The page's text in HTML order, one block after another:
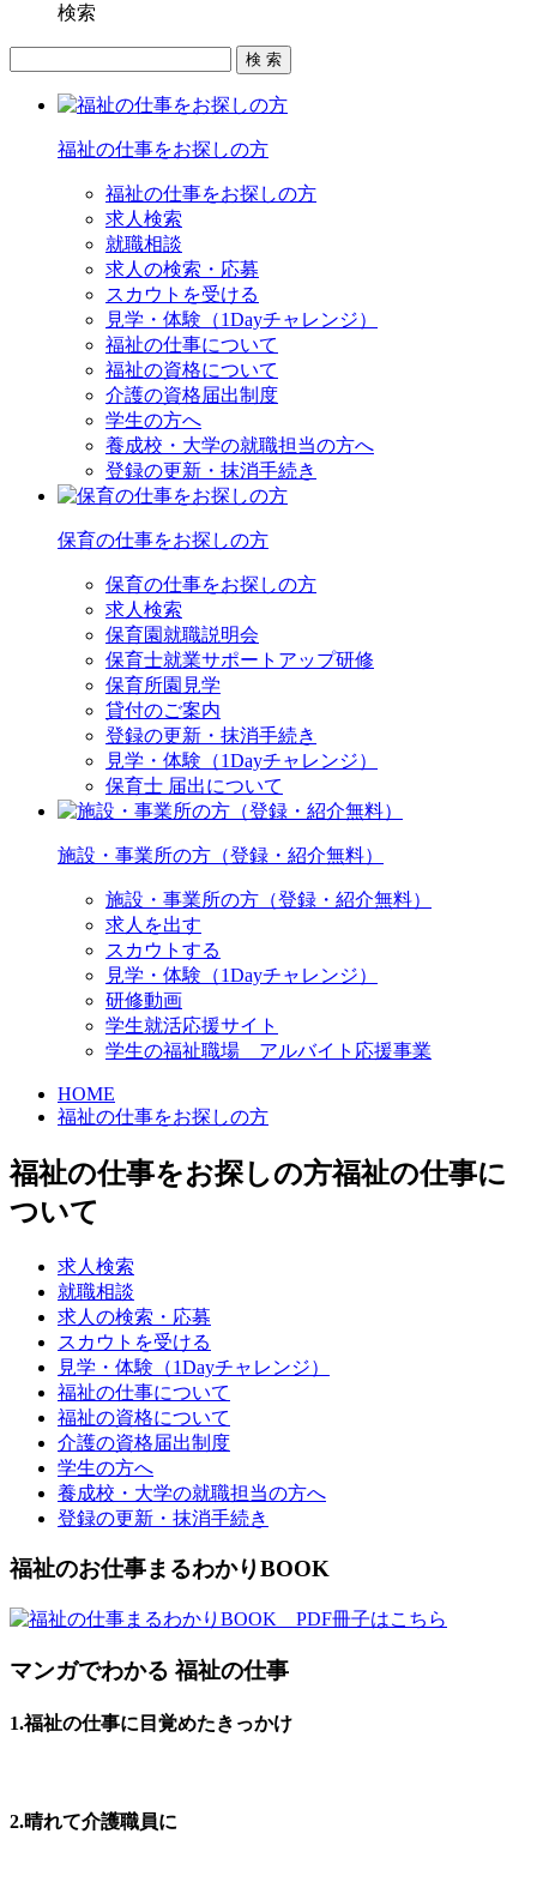
検索
福祉の仕事をお探しの方
福祉の仕事をお探しの方
求人検索
就職相談
求人の検索・応募
スカウトを受ける
見学・体験（1Dayチャレンジ）
福祉の仕事について
福祉の資格について
介護の資格届出制度
学生の方へ
養成校・大学の就職担当の方へ
登録の更新・抹消手続き
保育の仕事をお探しの方
保育の仕事をお探しの方
求人検索
保育園就職説明会
保育士就業サポートアップ研修
保育所園見学
貸付のご案内
登録の更新・抹消手続き
見学・体験（1Dayチャレンジ）
保育士 届出について
施設・事業所の方（登録・紹介無料）
施設・事業所の方（登録・紹介無料）
求人を出す
スカウトする
見学・体験（1Dayチャレンジ）
研修動画
学生就活応援サイト
学生の福祉職場 アルバイト応援事業
HOME
福祉の仕事をお探しの方
福祉の仕事をお探しの方福祉の仕事に
ついて
求人検索
就職相談
求人の検索・応募
スカウトを受ける
見学・体験（1Dayチャレンジ）
福祉の仕事について
福祉の資格について
介護の資格届出制度
学生の方へ
養成校・大学の就職担当の方へ
登録の更新・抹消手続き
福祉のお仕事まるわかりBOOK
マンガでわかる 福祉の仕事
1.福祉の仕事に目覚めたきっかけ
2.晴れて介護職員に